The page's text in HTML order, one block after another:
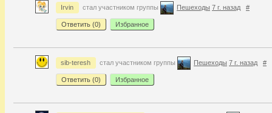
Irvin стал участником группы Пешеходы 7 г. назад #
Ответить (0) Избранное
sib-teresh стал участником группы Пешеходы 7 г. назад #
Ответить (0) Избранное